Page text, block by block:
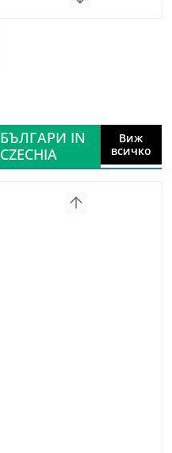
БЪЛГАРИ IN
CZECHIA
Виж
всичко